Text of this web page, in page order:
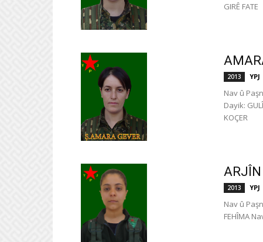
GIRÊ FATE
2013 YPJ
Nav û
Dayik:
2013 YPJ
Nav û
FEHÎMA